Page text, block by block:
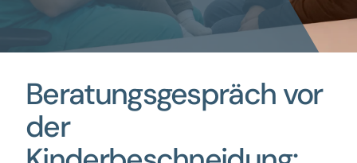
Beratungsgespräch vor
der